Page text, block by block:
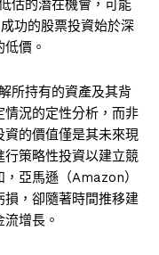
估的潛在機會，可能
功的股票投資始於深
價。
所持有的資產及其背
況的定性分析，而非
的價值僅是其未來現
策略性投資以建立競
亞馬遜（Amazon）
，卻隨著時間推移建
增長。